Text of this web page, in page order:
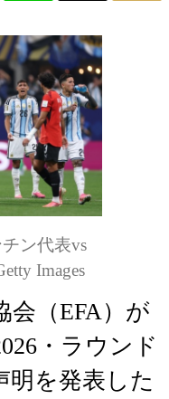
ン代表vs
Images
（EFA）が
・ラウンド
明を発表した